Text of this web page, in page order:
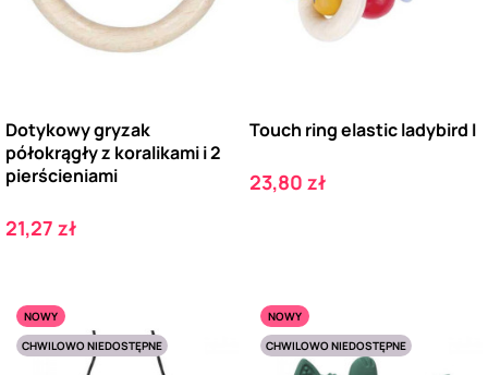
Dotykowy gryzak
półokrągły z koralikami i 2
pierścieniami
Cena
21,27 zł
Touch ring elastic ladybird I
Cena
23,80 zł
NOWY
CHWILOWO NIEDOSTĘPNE
NOWY
CHWILOWO NIEDOSTĘPNE